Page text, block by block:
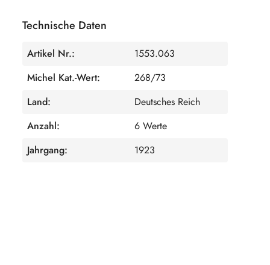
Technische Daten
Artikel Nr.:
1553.063
Michel Kat.-Wert:
268/73
Land:
Deutsches Reich
Anzahl:
6 Werte
Jahrgang:
1923